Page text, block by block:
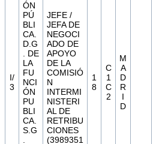
I/
3
ÓN
PÚ
BLI
CA.
D.G
. DE
LA
FU
NCI
ÓN
PU
BLI
CA.
S.G
.
JEFE /
JEFA DE
NEGOCI
ADO DE
APOYO
DE LA
COMISIÓ
N
INTERMI
NISTERI
AL DE
RETRIBU
CIONES
(3989351
1
8
C
1
C
2
M
A
D
R
I
D